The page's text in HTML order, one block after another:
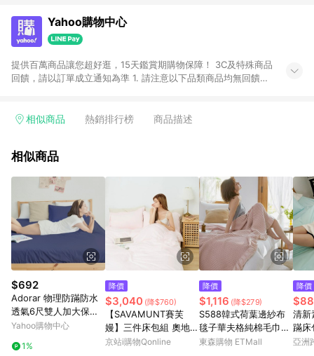
Yahoo購物中心
提供百萬商品讓您超好逛，15天鑑賞期購物保障！ 3C及特殊商品
回饋，請以訂單成立通知為準 1. 請注意以下品類商品均無回饋：
電玩/遊戲/相機/單眼/鏡頭/拍立得 [2024/6/1起適用] -內接硬
的購回饋活動享Yahoo超贈點回饋者 - 購物中心商店之商品：商
3. 訂單回饋金額將扣除運費/購物金/超贈點/福利金/紅利折抵/折
價券等虛擬貨幣折抵 4. 大宗採購或批發轉賣不具回饋資格： 如
有相關事證認定您為大宗採購、批發轉賣而非最終消費使用者，
相關認定以Yahoo購物中心之認定為準
相似商品 熱銷排行榜 商品描述
相似商品
$692
Adorar 物理防蹣防水
透氣6尺雙人加大保潔
墊+保潔枕套三件組(深
Yahoo購物中心
1%
降價
$3,040 (降$760)
【SAVAMUNT賽芙
嫚】三件床包組 奧地利
蘭精天絲™莫代爾 棉花
京站i購物Qonline
降價
$1,116 (降$279)
S588韓式荷葉邊紗布
毯子華夫格純棉毛巾被
夏涼被單雙人空調毯子
東森購物 ETMall
降價
$88
清新
蹣床
套組
亞洲